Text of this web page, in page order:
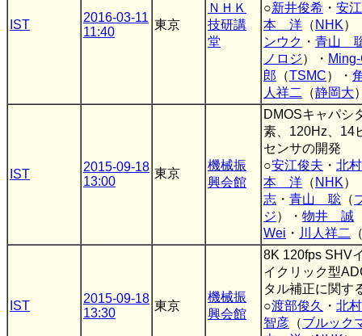
IST
2016-03-11
11:40
東京
ＮＨＫ
技研講
堂
○新井俊希 ・ 安
本 洋 （ NHK）
ンウク ・ 青山
ノロジ）・
郎 （TSMC）・
人祥二
（静岡大
IST
2015-09-18
13:00
東京
機械振
興会館
DMOSキャパシ
素、120Hz、14
センサの開発
○安江俊夫 ・ 北
本 洋 （ NHK）
志 ・ 青山 聡 （
ジ）・ 物井 誠
Wei ・ 川人祥二
IST
2015-09-18
13:30
東京
機械振
興会館
8K 120fps SHV
イクリック型
タル補正に関す
○渡部俊久 ・ 北
智彦 （ブルック